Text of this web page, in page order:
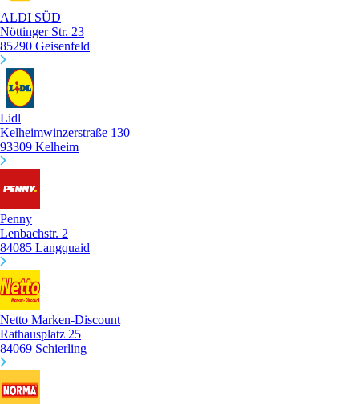
ALDI SÜD
Nöttinger Str. 23
85290 Geisenfeld
Lidl
Kelheimwinzerstraße 130
93309 Kelheim
Penny
Lenbachstr. 2
84085 Langquaid
Netto Marken-Discount
Rathausplatz 25
84069 Schierling